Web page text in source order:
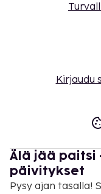
Kirjaudu
Älä jää paitsi
päivitykset
Pysy ajan tasalla!